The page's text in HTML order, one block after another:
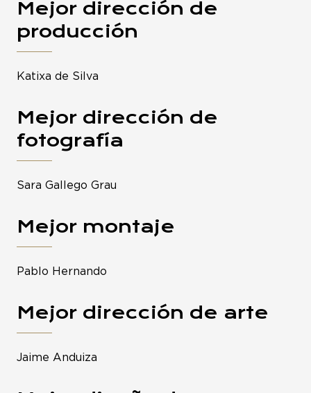
Mejor dirección de
producción
Katixa de Silva
Mejor dirección de
fotografía
Sara Gallego Grau
Mejor montaje
Pablo Hernando
Mejor dirección de arte
Jaime Anduiza